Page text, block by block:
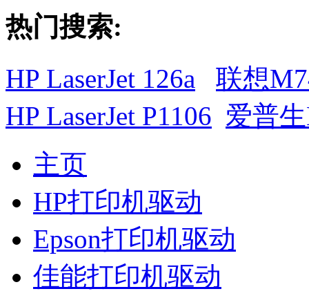
热门搜索:
HP LaserJet 126a
联想
HP LaserJet P1106 爱普
主页
HP打印机驱动
Epson打印机驱动
佳能打印机驱动